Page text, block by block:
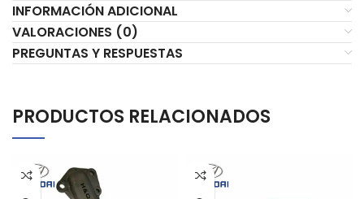
INFORMACIÓN ADICIONAL
VALORACIONES (0)
PREGUNTAS Y RESPUESTAS
PRODUCTOS RELACIONADOS